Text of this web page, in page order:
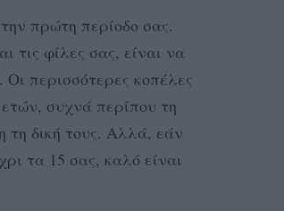
πρώτη περίοδο σας.
τις φίλες σας, είναι να
Οι περισσότερες κοπέλες
συχνά περίπου τη
τη δική τους. Αλλά, εάν
τα 15 σας, καλό είναι